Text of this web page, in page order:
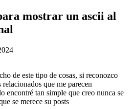
mostrar un ascii al
de este tipo de cosas, si reconozco
que me parecen
encontré tan simple que creo nunca se
se merece su posts